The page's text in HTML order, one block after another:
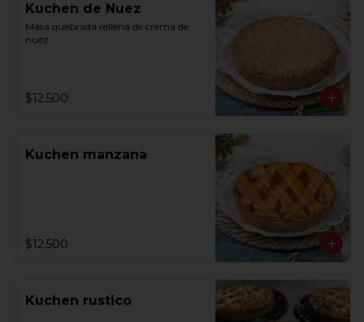
Kuchen de Nuez
Masa quebrada rellena de crema de
nuez
$12.500
Kuchen manzana
$12.500
Kuchen rustico